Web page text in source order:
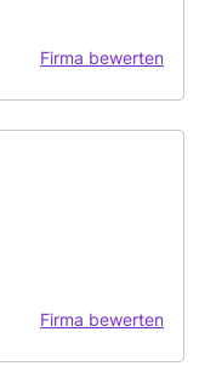
Firma bewerten
Firma bewerten